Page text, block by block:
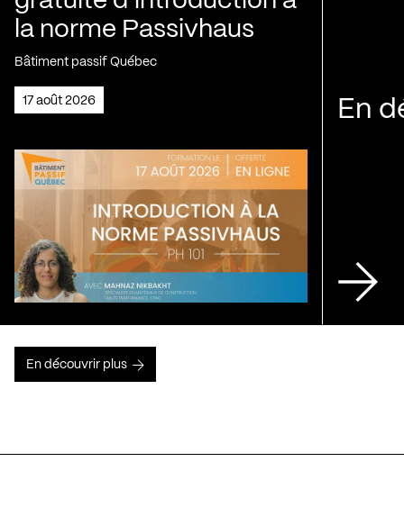
la norme Passivhaus
Bâtiment passif Québec
17 août 2026 En
En découvrir plus